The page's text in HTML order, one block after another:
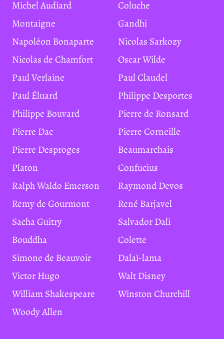
Michel Audiard
Coluche
Montaigne
Gandhi
Napoléon Bonaparte
Nicolas Sarkozy
Nicolas de Chamfort
Oscar Wilde
Paul Verlaine
Paul Claudel
Paul Éluard
Philippe Desportes
Philippe Bouvard
Pierre de Ronsard
Pierre Dac
Pierre Corneille
Pierre Desproges
Beaumarchais
Platon
Confucius
Ralph Waldo Emerson
Raymond Devos
Remy de Gourmont
René Barjavel
Sacha Guitry
Salvador Dali
Bouddha
Colette
Simone de Beauvoir
Dalaï-lama
Victor Hugo
Walt Disney
William Shakespeare
Winston Churchill
Woody Allen